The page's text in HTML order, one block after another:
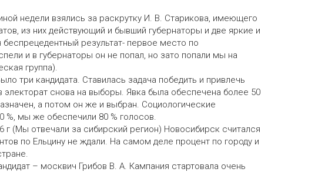
недели взялись за раскрутку И. В. Старикова, имеющего
из них действующий и бывший губернаторы и две яркие и
результат- первое место по
и в губернаторы он не попал, но зато попали мы на
группа).
три кандидата. Ставилась задача победить и привлечь
электорат снова на выборы. Явка была обеспечена более 50
а потом он же и выбран. Социологические
%, мы же обеспечили 80 % голосов.
г (Мы отвечали за сибирский регион) Новосибирск считался
по Ельцину не ждали. На самом деле процент по городу и
– москвич Грибов В. А. Кампания стартовала очень